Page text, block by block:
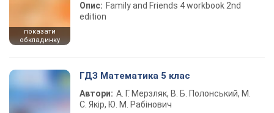
показати
обкладинку
Опис: Family and Friends 4 workbook 2nd
edition
ГДЗ Математика 5 клас
Автори: А. Г. Мерзляк, В. Б. Полонський, М.
С. Якір, Ю. М. Рабінович